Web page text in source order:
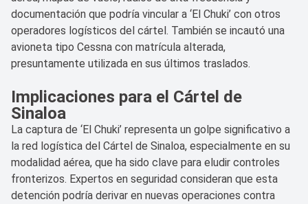
documentación que podría vincular a ‘El Chuki’ con otros
operadores logísticos del cártel. También se incautó una
avioneta tipo Cessna con matrícula alterada,
presuntamente utilizada en sus últimos traslados.
Implicaciones para el Cártel de
Sinaloa
La captura de ‘El Chuki’ representa un golpe significativo a
la red logística del Cártel de Sinaloa, especialmente en su
modalidad aérea, que ha sido clave para eludir controles
fronterizos. Expertos en seguridad consideran que esta
detención podría derivar en nuevas operaciones contra